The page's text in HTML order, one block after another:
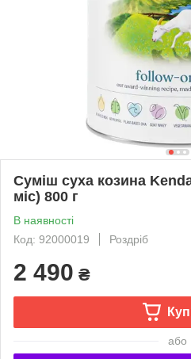
Суміш суха козина
міс) 800 г
В наявності
Код: 92000019
Роздріб
2 490 ₴
або